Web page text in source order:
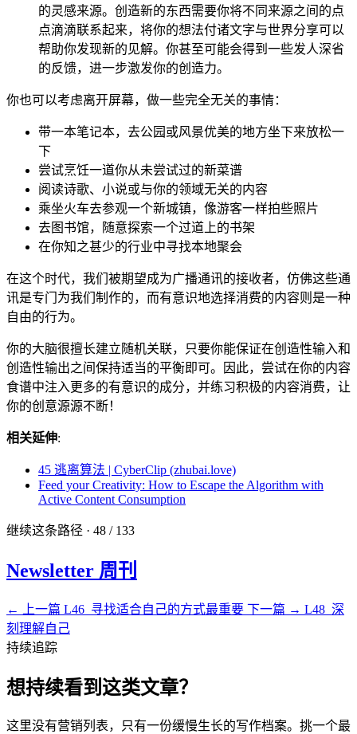
的灵感来源。创造新的东西需要你将不同来源之间的点
点滴滴联系起来，将你的想法付诸文字与世界分享可以
帮助你发现新的见解。你甚至可能会得到一些发人深省
的反馈，进一步激发你的创造力。
你也可以考虑离开屏幕，做一些完全无关的事情：
带一本笔记本，去公园或风景优美的地方坐下来放松一
下
尝试烹饪一道你从未尝试过的新菜谱
阅读诗歌、小说或与你的领域无关的内容
乘坐火车去参观一个新城镇，像游客一样拍些照片
去图书馆，随意探索一个过道上的书架
在你知之甚少的行业中寻找本地聚会
在这个时代，我们被期望成为广播通讯的接收者，仿佛这些通
讯是专门为我们制作的，而有意识地选择消费的内容则是一种
自由的行为。
你的大脑很擅长建立随机关联，只要你能保证在创造性输入和
创造性输出之间保持适当的平衡即可。因此，尝试在你的内容
食谱中注入更多的有意识的成分，并练习积极的内容消费，让
你的创意源源不断！
相关延伸:
45 逃离算法 | CyberClip (zhubai.love)
Feed your Creativity: How to Escape the Algorithm with
Active Content Consumption
继续这条路径 · 48 / 133
Newsletter 周刊
← 上一篇 L46_寻找适合自己的方式最重要 下一篇 → L48_深
刻理解自己
持续追踪
想持续看到这类文章？
这里没有营销列表，只有一份缓慢生长的写作档案。挑一个最